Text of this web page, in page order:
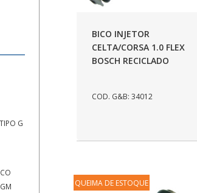
G
BICO INJETOR
CELTA/CORSA 1.0 FLEX
BOSCH RECICLADO
COD. G&B: 34012
QUEIMA DE ESTOQUE